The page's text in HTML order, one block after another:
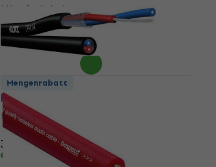
Mikrofonkabel
4,6/5
1,89 €
Auf Lager
Klotz TP414 Mikrofonkabel
Mikrofonkabel
4,7
3,09 €
Auf Lager
Mengenrabatt